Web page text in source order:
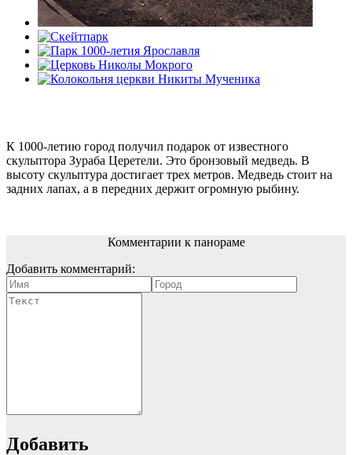
К 1000-летию город получил подарок от известного
скульптора Зураба Церетели. Это бронзовый медведь. В
высоту скульптура достигает трех метров. Медведь стоит на
задних лапах, а в передних держит огромную рыбину.
Комментарии к панораме
Добавить комментарий:
Добавить